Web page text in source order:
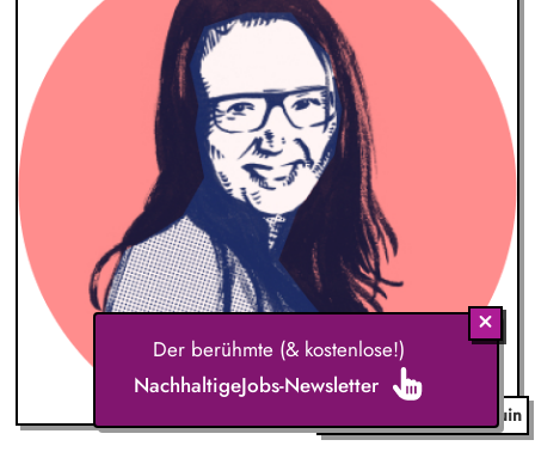
Grafik © Nicolas Bourquin
Der berühmte (& kostenlose!)
NachhaltigeJobs-Newsletter